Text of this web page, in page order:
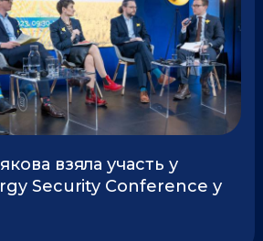
взяла участь у
Security Conference у